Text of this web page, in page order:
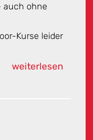
auch ohne
Kurse leider
weiterlesen